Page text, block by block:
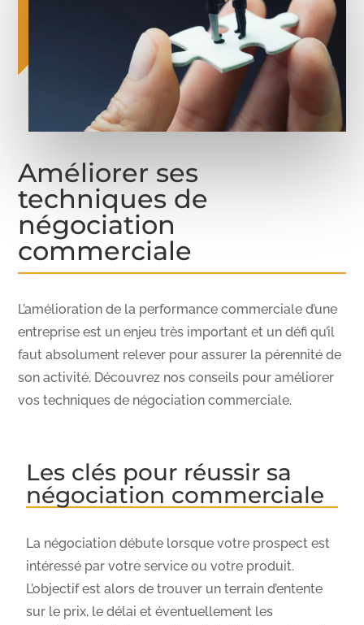
Améliorer ses
techniques de
négociation
commerciale
L’amélioration de la performance commerciale d’une
entreprise est un enjeu très important et un défi qu’il
faut absolument relever pour assurer la pérennité de
son activité. Découvrez nos conseils pour améliorer
vos techniques de négociation commerciale.
Les clés pour réussir sa
négociation commerciale
La négociation débute lorsque votre prospect est
intéressé par votre service ou votre produit.
L’objectif est alors de trouver un terrain d’entente
sur le prix, le délai et éventuellement les